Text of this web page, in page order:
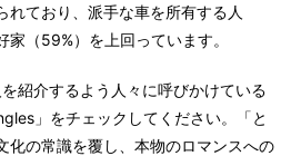
れており、派手な車を所有する人
家（59%）を上回っています。
紹介するよう人々に呼びかけている
」をチェックしてください。「と
化の常識を覆し、本物のロマンスへの